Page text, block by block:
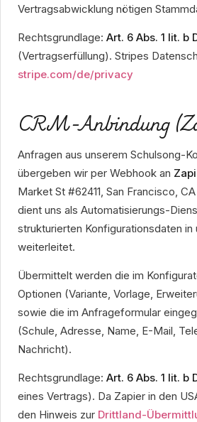
Vertragsabwicklung nötigen
Rechtsgrundlage: Art. 6 Abs. 1 lit. b
(Vertragserfüllung). Stripes
stripe.com/de/privacy
CRM-Anbindung
Anfragen aus unserem Schulsong-
übergeben wir per Webhook an
Market St #62411, San Francisco,
dient uns als Automatisierungs-
strukturierten Konfigurationsdaten in
weiterleitet.
Übermittelt werden die im
Optionen (Variante, Vorlage,
sowie die im Anfrageformular
(Schule, Adresse, Name, E-Mail,
Nachricht).
Rechtsgrundlage: Art. 6 Abs. 1 lit. b
eines Vertrags). Da Zapier in den
den Hinweis zur Drittland-